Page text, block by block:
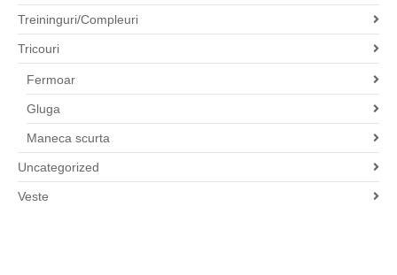
Treininguri/Compleuri
Tricouri
Fermoar
Gluga
Maneca scurta
Uncategorized
Veste